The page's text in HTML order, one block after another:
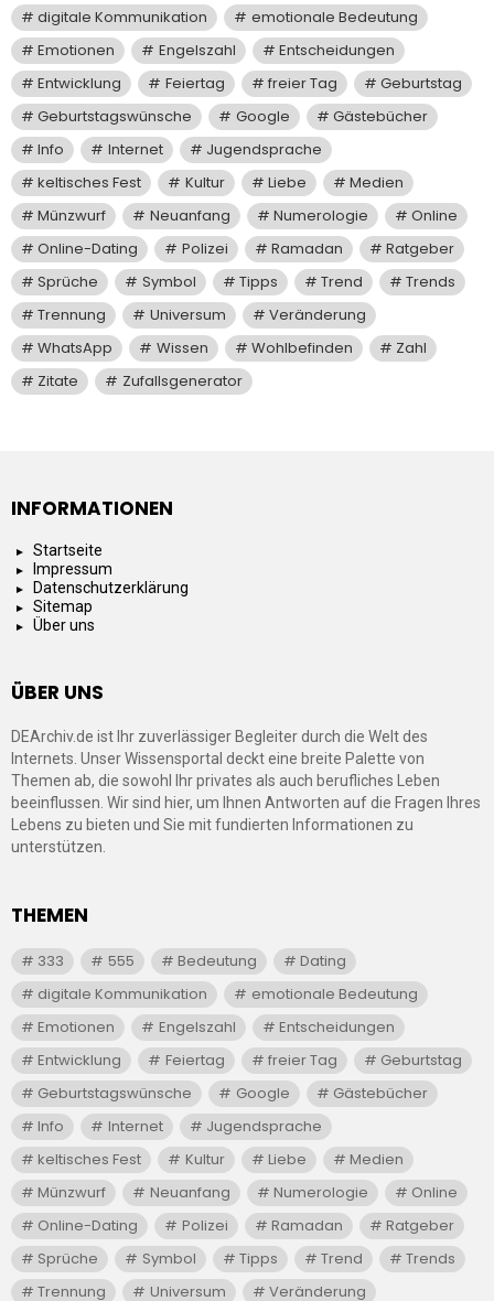
digitale Kommunikation
emotionale Bedeutung
Emotionen
Engelszahl
Entscheidungen
Entwicklung
Feiertag freier Tag
Geburtstag
Geburtstagswünsche
Google
Gästebücher
Info
Internet
Jugendsprache
keltisches Fest
Kultur Liebe
Medien
Münzwurf
Neuanfang Numerologie
Online
Online-Dating
Polizei Ramadan
Ratgeber
Sprüche
Symbol Tipps Trend
Trends
Trennung
Universum
Veränderung
WhatsApp
Wissen Wohlbefinden
Zahl
Zitate
Zufallsgenerator
INFORMATIONEN
Startseite
Impressum
Datenschutzerklärung
Sitemap
Über uns
ÜBER UNS
DEArchiv.de ist Ihr zuverlässiger Begleiter durch die Welt des
Internets. Unser Wissensportal deckt eine breite Palette von
Themen ab, die sowohl Ihr privates als auch berufliches Leben
beeinflussen. Wir sind hier, um Ihnen Antworten auf die Fragen Ihres
Lebens zu bieten und Sie mit fundierten Informationen zu
unterstützen.
THEMEN
333 555 Bedeutung
Dating
digitale Kommunikation
emotionale Bedeutung
Emotionen
Engelszahl
Entscheidungen
Entwicklung
Feiertag freier Tag
Geburtstag
Geburtstagswünsche
Google
Gästebücher
Info
Internet
Jugendsprache
keltisches Fest
Kultur Liebe
Medien
Münzwurf
Neuanfang Numerologie
Online
Online-Dating
Polizei Ramadan
Ratgeber
Sprüche
Symbol Tipps Trend
Trends
Trennung
Universum Veränderung